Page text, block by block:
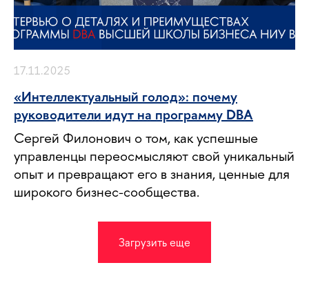
17.11.2025
«Интеллектуальный голод»: почему
руководители идут на программу DBA
Сергей Филонович о том, как успешные
управленцы переосмысляют свой уникальный
опыт и превращают его в знания, ценные для
широкого бизнес-сообщества.
Загрузить еще